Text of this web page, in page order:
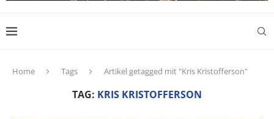
Home Tags Artikel getagged mit "Kris Kristofferson"
TAG: KRIS KRISTOFFERSON